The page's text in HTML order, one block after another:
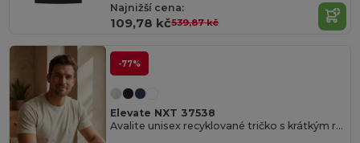
Najnižší cena:
109,78 kč539,87 kč
-77%
Elevate NXT 37538
Avalite unisex recyklované tričko s krátkým rukávem